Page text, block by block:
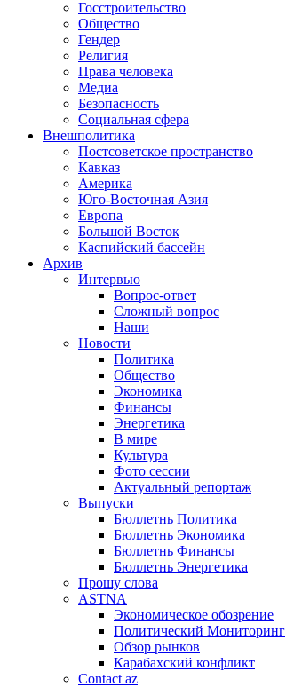
Госстроительство
Общество
Гендер
Религия
Права человека
Медиа
Безопасность
Социальная сфера
Внешполитика
Постсоветское пространство
Кавказ
Америка
Юго-Восточная Азия
Европа
Большой Восток
Каспийский бассейн
Архив
Интервью
Вопрос-ответ
Сложный вопрос
Наши
Новости
Политика
Общество
Экономика
Финансы
Энергетика
В мире
Культура
Фото сессии
Актуальный репортаж
Выпуски
Бюллетнь Политика
Бюллетнь Экономика
Бюллетнь Финансы
Бюллетнь Энергетика
Прошу слова
ASTNA
Экономическое обозрение
Политический Мониторинг
Обзор рынков
Карабахский конфликт
Contact az